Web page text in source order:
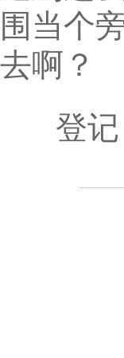
围当个
去啊？
登记